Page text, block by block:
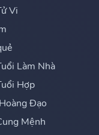
Vi
Làm Nhà
Hợp
Đạo
Mệnh